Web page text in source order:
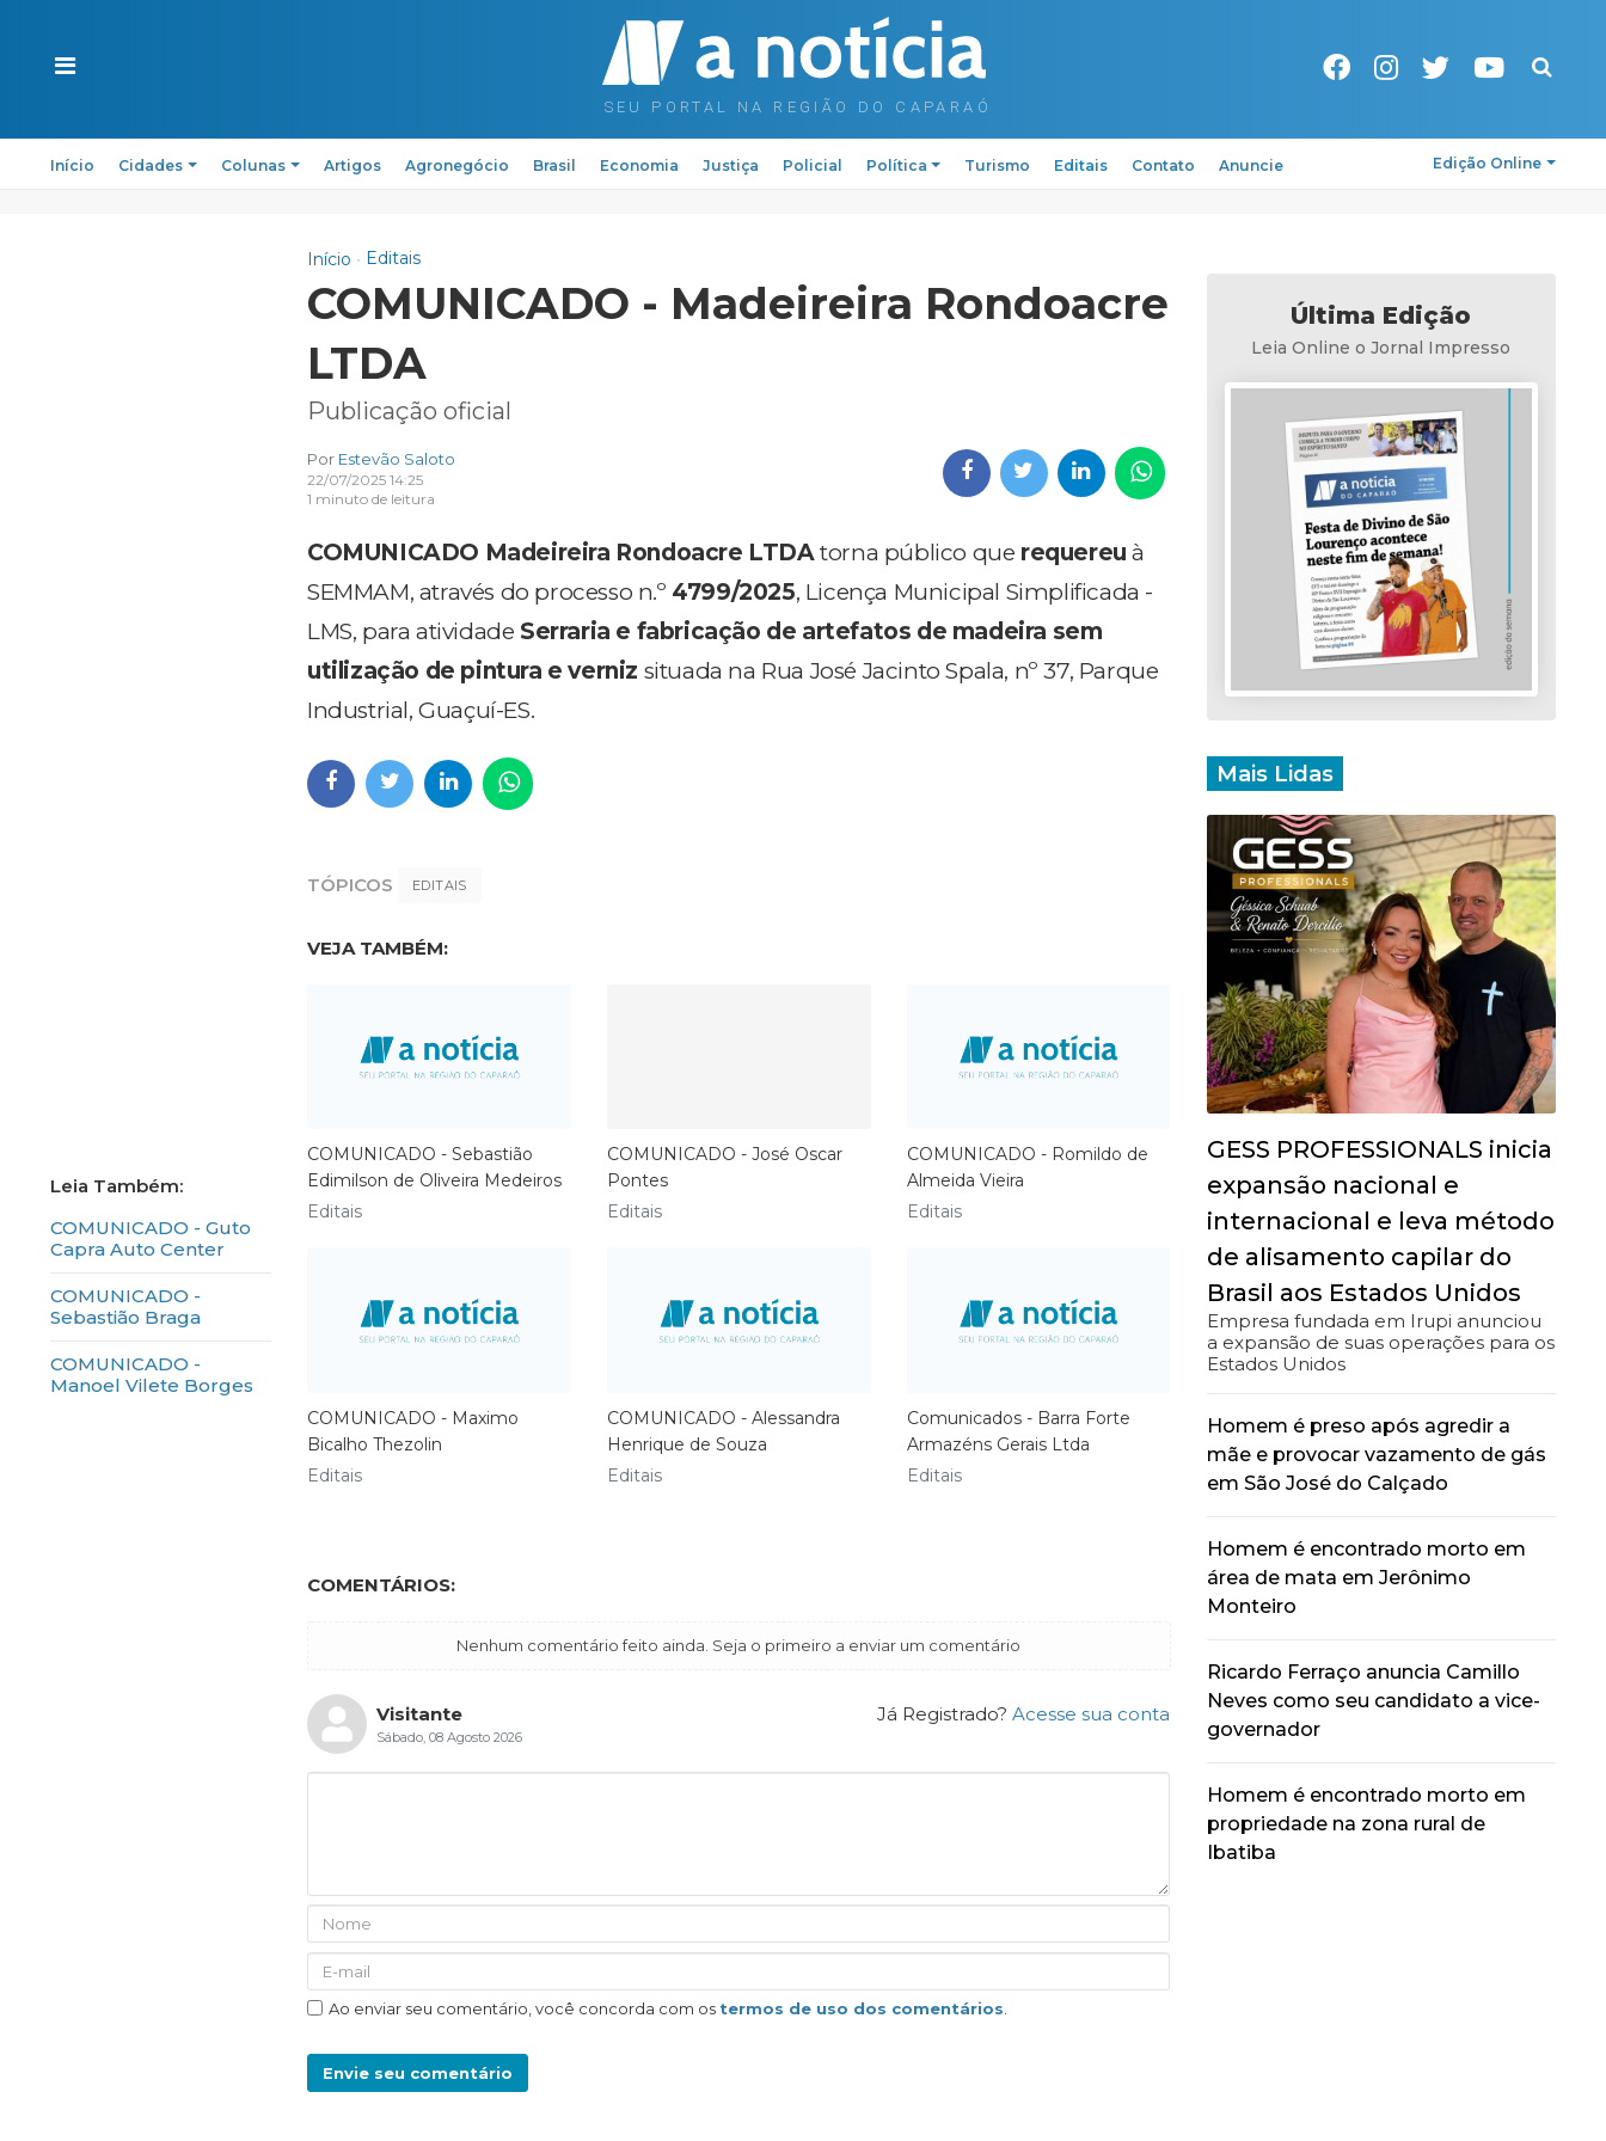
Pesquisa
Início Cidades Colunas Artigos Agronegócio Brasil Economia Justiça Policial Política Turismo Editais Contato Anuncie Edição Online
​COMUNICADO - Guto
Capra Auto Center
COMUNICADO -
Sebastião Braga
COMUNICADO -
Manoel Vilete Borges
Início Editais
COMUNICADO - Madeireira Rondoacre
LTDA
Publicação oficial
Por Estevão Saloto
22/07/2025 14:25
1 minuto de leitura
COMUNICADO Madeireira Rondoacre LTDAtorna público que requereu à
SEMMAM, através do processo n.º 4799/2025, Licença Municipal Simplificada -
LMS, para atividade Serraria e fabricação de artefatos de madeira sem
utilização de pintura e verniz situada na Rua José Jacinto Spala, nº 37, Parque
Industrial, Guaçuí-ES.
TÓPICOS EDITAIS
VEJA TAMBÉM:
COMUNICADO - Sebastião
Edimilson de Oliveira Medeiros
Editais
COMUNICADO - José Oscar
Pontes
Editais
COMUNICADO - Romildo de
Almeida Vieira
Editais
COMUNICADO - Maximo
Bicalho Thezolin
Editais
COMUNICADO - Alessandra
Henrique de Souza
Editais
Comunicados - Barra Forte
Armazéns Gerais Ltda
Editais
COMENTÁRIOS:
Nenhum comentário feito ainda. Seja o primeiro a enviar um comentário
Já Registrado? Acesse sua conta
Visitante
Sábado, 08 Agosto 2026
Ao enviar seu comentário, você concorda com os termos de uso dos comentários.
Envie seu comentário
Última Edição
Leia Online o Jornal Impresso
Mais Lidas
GESS PROFESSIONALS inicia
expansão nacional e
internacional e leva método
de alisamento capilar do
Brasil aos Estados Unidos
Empresa fundada em Irupi anunciou
a expansão de suas operações para os
Estados Unidos
Homem é preso após agredir a
mãe e provocar vazamento de gás
em São José do Calçado
Homem é encontrado morto em
área de mata em Jerônimo
Monteiro
Ricardo Ferraço anuncia Camillo
Neves como seu candidato a vice-
governador
Homem é encontrado morto em
propriedade na zona rural de
Ibatiba